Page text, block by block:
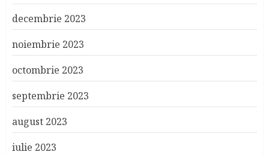
decembrie 2023
noiembrie 2023
octombrie 2023
septembrie 2023
august 2023
iulie 2023